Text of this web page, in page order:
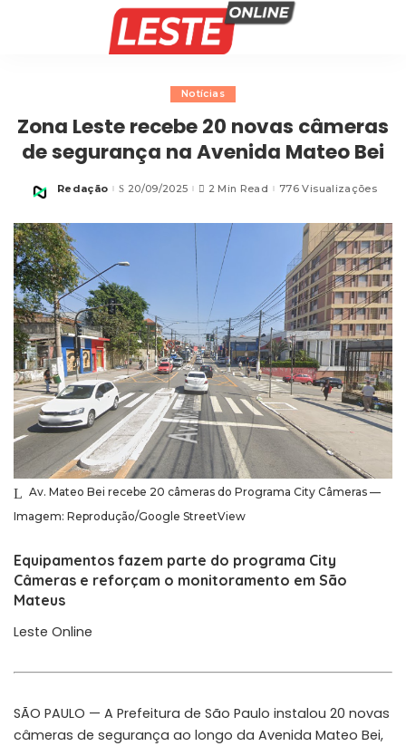
Notícias
Zona Leste recebe 20 novas câmeras
de segurança na Avenida Mateo Bei
Posted
Redação 20/09/2025 2 Min Read 776 Visualizações
Av. Mateo Bei recebe 20 câmeras do Programa City Câmeras —
Imagem: Reprodução/Google StreetView
Equipamentos fazem parte do programa City
Câmeras e reforçam o monitoramento em São
Mateus
Leste Online
SÃO PAULO — A Prefeitura de São Paulo instalou 20 novas
câmeras de segurança ao longo da Avenida Mateo Bei,